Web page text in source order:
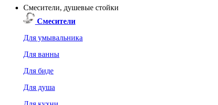
Смесители, душевые стойки
Смесители
Для умывальника
Для ванны
Для биде
Для душа